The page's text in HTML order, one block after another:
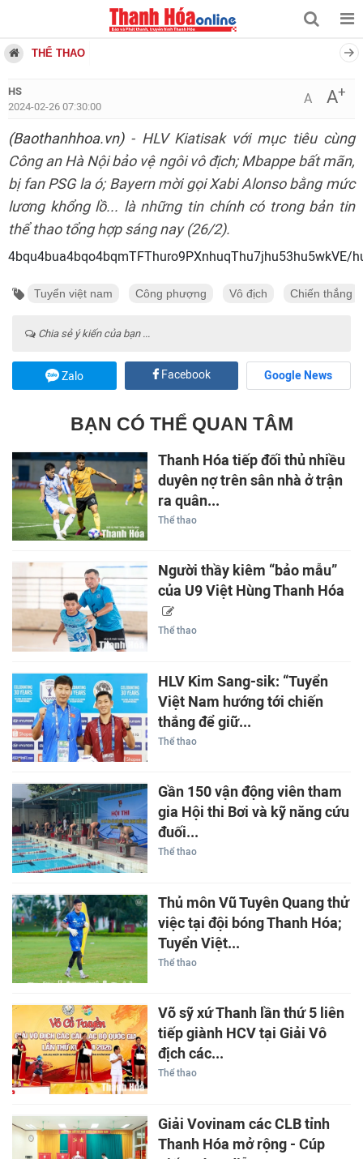
THỂ THAO
HS
2024-02-26 07:30:00
A A+
(Baothanhhoa.vn)- HLV Kiatisak với mục tiêu cùng
Công an Hà Nội bảo vệ ngôi vô địch; Mbappe bất mãn,
bị fan PSG la ó; Bayern mời gọi Xabi Alonso bằng mức
lương khổng lồ... là những tin chính có trong bản tin
thể thao tổng hợp sáng nay (26/2).
Tuyển việt nam Công phượng Vô địch Chiến thắng
Chia sẻ ý kiến của bạn ...
Zalo Facebook Google News
BẠN CÓ THỂ QUAN TÂM
Thanh Hóa tiếp đối thủ nhiều
duyên nợ trên sân nhà ở trận
ra quân...
Thể thao
Người thầy kiêm “bảo mẫu”
của U9 Việt Hùng Thanh Hóa
Thể thao
HLV Kim Sang-sik: “Tuyển
Việt Nam hướng tới chiến
thắng để giữ...
Thể thao
Gần 150 vận động viên tham
gia Hội thi Bơi và kỹ năng cứu
đuối...
Thể thao
Thủ môn Vũ Tuyên Quang thử
việc tại đội bóng Thanh Hóa;
Tuyển Việt...
Thể thao
Võ sỹ xứ Thanh lần thứ 5 liên
tiếp giành HCV tại Giải Vô
địch các...
Thể thao
Giải Vovinam các CLB tỉnh
Thanh Hóa mở rộng - Cúp